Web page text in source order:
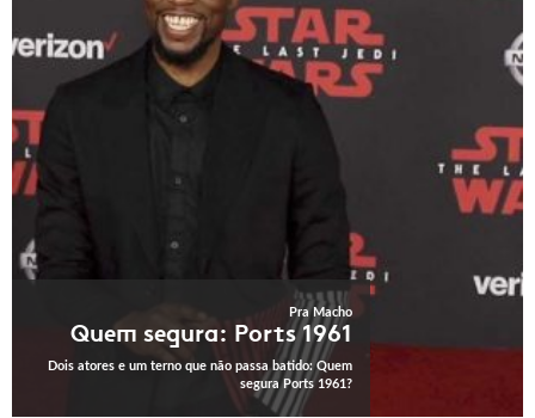
Pra Macho
Quem segura: Ports 1961
Dois atores e um terno que não passa batido: Quem
segura Ports 1961?